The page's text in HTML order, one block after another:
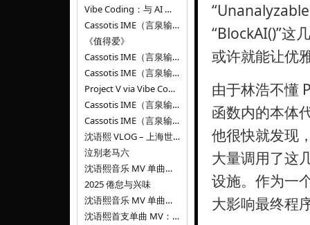
Vibe Coding：与 AI 并肩进步——言泉输入法 v0.4.1
Cassotis IME（言泉输入法）v0.3.1
《值得爱》
Cassotis IME（言泉输入法）v0.2.0
Cassotis IME（言泉输入法）v0.1.0
Project V via Vibe Coding
Cassotis IME（言泉输入法）阶段二
Cassotis IME（言泉输入法）
沈语熙 VLOG – 上海世博文化公园双子山
泣别老马六
沈语熙音乐 MV 单曲第三弹：代码与白T恤
2025 倦怠与兴味
沈语熙音乐 MV 单曲第二弹：优雅时间
沈语熙首支单曲 MV：告别的倒影
“BlockAI()”这
或许就能让优
由于林浩不懂
函数内的本体
他很快就发现
大量调用了这
设施。作为一
大影响最终程